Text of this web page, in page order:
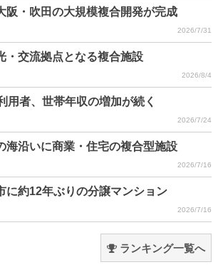
阪・吹田の大規模複合開発が完成
2026/7/31
・交流拠点となる複合施設
2026/8/4
用者、世帯年収の増加が続く
2026/7/24
海沿いに商業・住宅の複合型施設
2026/7/16
に約12年ぶりの分譲マンション
2026/7/16
ランキング一覧へ